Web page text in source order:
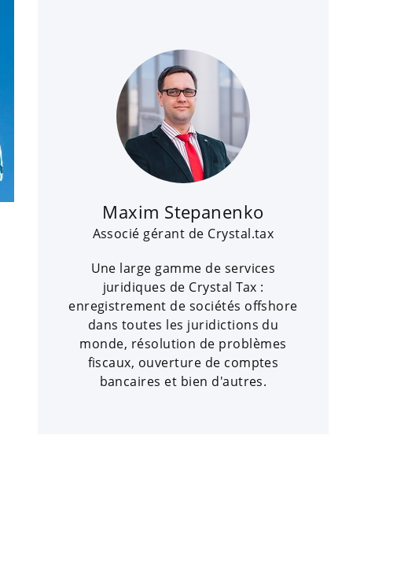
Maxim Stepanenko
Associé gérant de Crystal.tax
Une large gamme de services
juridiques de Crystal Tax :
enregistrement de sociétés offshore
dans toutes les juridictions du
monde, résolution de problèmes
fiscaux, ouverture de comptes
bancaires et bien d'autres.